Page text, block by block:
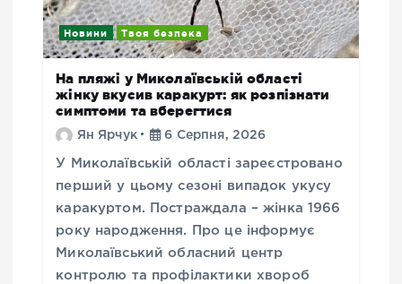
Новини Твоя безпека
На пляжі у Миколаївській області
жінку вкусив каракурт: як розпізнати
симптоми та вберегтися
Ян Ярчук 6 Серпня, 2026
У Миколаївській області зареєстровано
перший у цьому сезоні випадок укусу
каракуртом. Постраждала – жінка 1966
року народження. Про це інформує
Миколаївський обласний центр
контролю та профілактики хвороб